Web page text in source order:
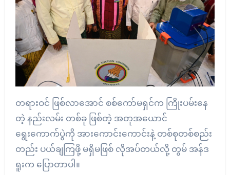
တရားဝင် ဖြစ်လာအောင် စစ်ကော်မရှင်က ကြိုးပမ်းနေ
တဲ့ နည်းလမ်း တစ်ခု ဖြစ်တဲ့ အတုအယောင်
ရွေးကောက်ပွဲကို အားကောင်းကောင်းနဲ့ တစ်စုတစ်စည်း
တည်း ပယ်ချကြဖို့ မရှိမဖြစ် လိုအပ်တယ်လို့ တွမ် အန်ဒ
ရူးက ပြောတာပါ။